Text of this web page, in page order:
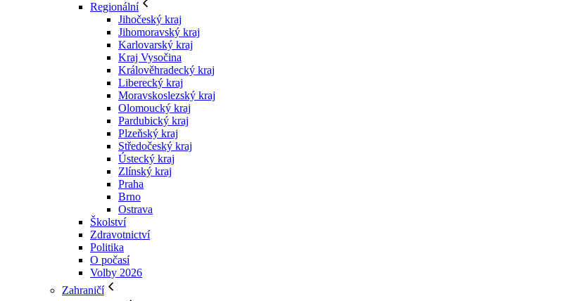
Regionální
Jihočeský kraj
Jihomoravský kraj
Karlovarský kraj
Kraj Vysočina
Králověhradecký kraj
Liberecký kraj
Moravskoslezský kraj
Olomoucký kraj
Pardubický kraj
Plzeňský kraj
Středočeský kraj
Ústecký kraj
Zlínský kraj
Praha
Brno
Ostrava
Školství
Zdravotnictví
Politika
O počasí
Volby 2026
Zahraničí